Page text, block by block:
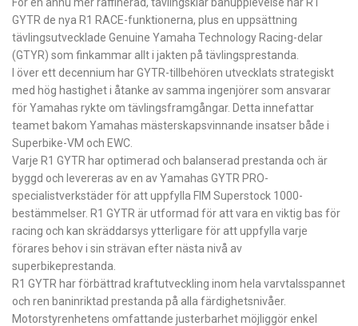
GYTR de nya R1 RACE-funktionerna, plus en uppsättning
tävlingsutvecklade Genuine Yamaha Technology Racing-delar
(GTYR) som finkammar allt i jakten på tävlingsprestanda.
I över ett decennium har GYTR-tillbehören utvecklats strategiskt
med hög hastighet i åtanke av samma ingenjörer som ansvarar
för Yamahas rykte om tävlingsframgångar. Detta innefattar
teamet bakom Yamahas mästerskapsvinnande insatser både i
Superbike-VM och EWC.
Varje R1 GYTR har optimerad och balanserad prestanda och är
byggd och levereras av en av Yamahas GYTR PRO-
specialistverkstäder för att uppfylla FIM Superstock 1000-
bestämmelser. R1 GYTR är utformad för att vara en viktig bas för
racing och kan skräddarsys ytterligare för att uppfylla varje
förares behov i sin strävan efter nästa nivå av
superbikeprestanda.
R1 GYTR har förbättrad kraftutveckling inom hela varvtalsspannet
och ren baninriktad prestanda på alla färdighetsnivåer.
Motorstyrenhetens omfattande justerbarhet möjliggör enkel